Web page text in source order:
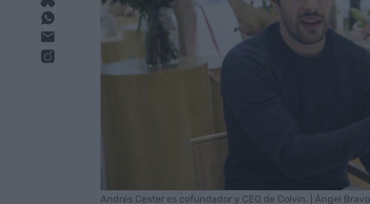
Andrés Cester es cofundador y CEO de Colvin. | Àngel Bravo